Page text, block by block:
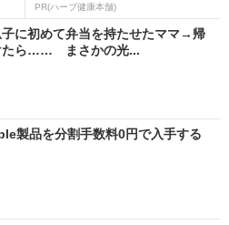
PR(ハーブ健康本舗)
に初めて弁当を持たせたママ→帰
たら…… まさかの光...
製品を分割手数料0円で入手する